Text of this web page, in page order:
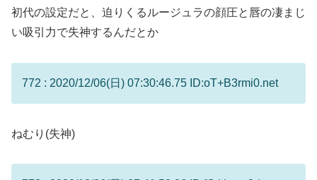
初代の設定だと、迫りくるルージュラの顔圧と唇の凄まじ
い吸引力で失神するんだとか
772 : 2020/12/06(日) 07:30:46.75 ID:oT+B3rmi0.net
ねむり(失神)